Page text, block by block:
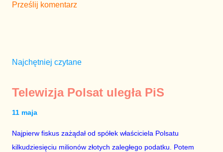
Prześlij komentarz
Najchętniej czytane
Telewizja Polsat uległa PiS
11 maja
Najpierw fiskus zażądał od spółek właściciela Polsatu
kilkudziesięciu milionów złotych zaległego podatku. Potem